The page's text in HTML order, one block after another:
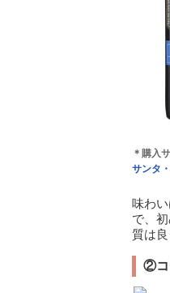
＊購入
サンタ
味わ
で、
質は
②コ